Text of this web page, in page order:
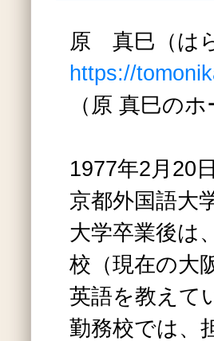
原 真巳（は
https://
（原 真巳の
1977年2月20
京都外国語
大学卒業後は
校（現在の大
英語を教えて
勤務校では、